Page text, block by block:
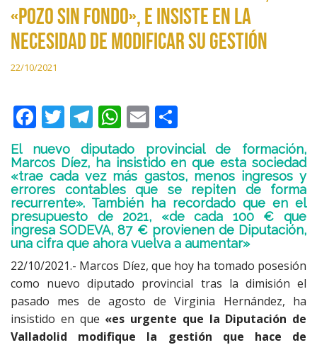
«pozo sin fondo», e insiste en la
necesidad de modificar su gestión
22/10/2021
F
ac
e
b
o
o
k
T
w
itt
er
T
el
e
gr
a
m
W
h
at
s
A
p
p
E
m
ai
l
o
m
p
ar
ti
r
El nuevo diputado provincial de formación,
Marcos Díez, ha insistido en que esta sociedad
«trae cada vez más gastos, menos ingresos y
errores contables que se repiten de forma
recurrente». También ha recordado que en el
presupuesto de 2021, «de cada 100 € que
ingresa SODEVA, 87 € provienen de Diputación,
una cifra que ahora vuelva a aumentar»
22/10/2021.- Marcos Díez, que hoy ha tomado posesión
como nuevo diputado provincial tras la dimisión el
pasado mes de agosto de Virginia Hernández, ha
insistido en que «es urgente que la Diputación de
Valladolid modifique la gestión que hace de